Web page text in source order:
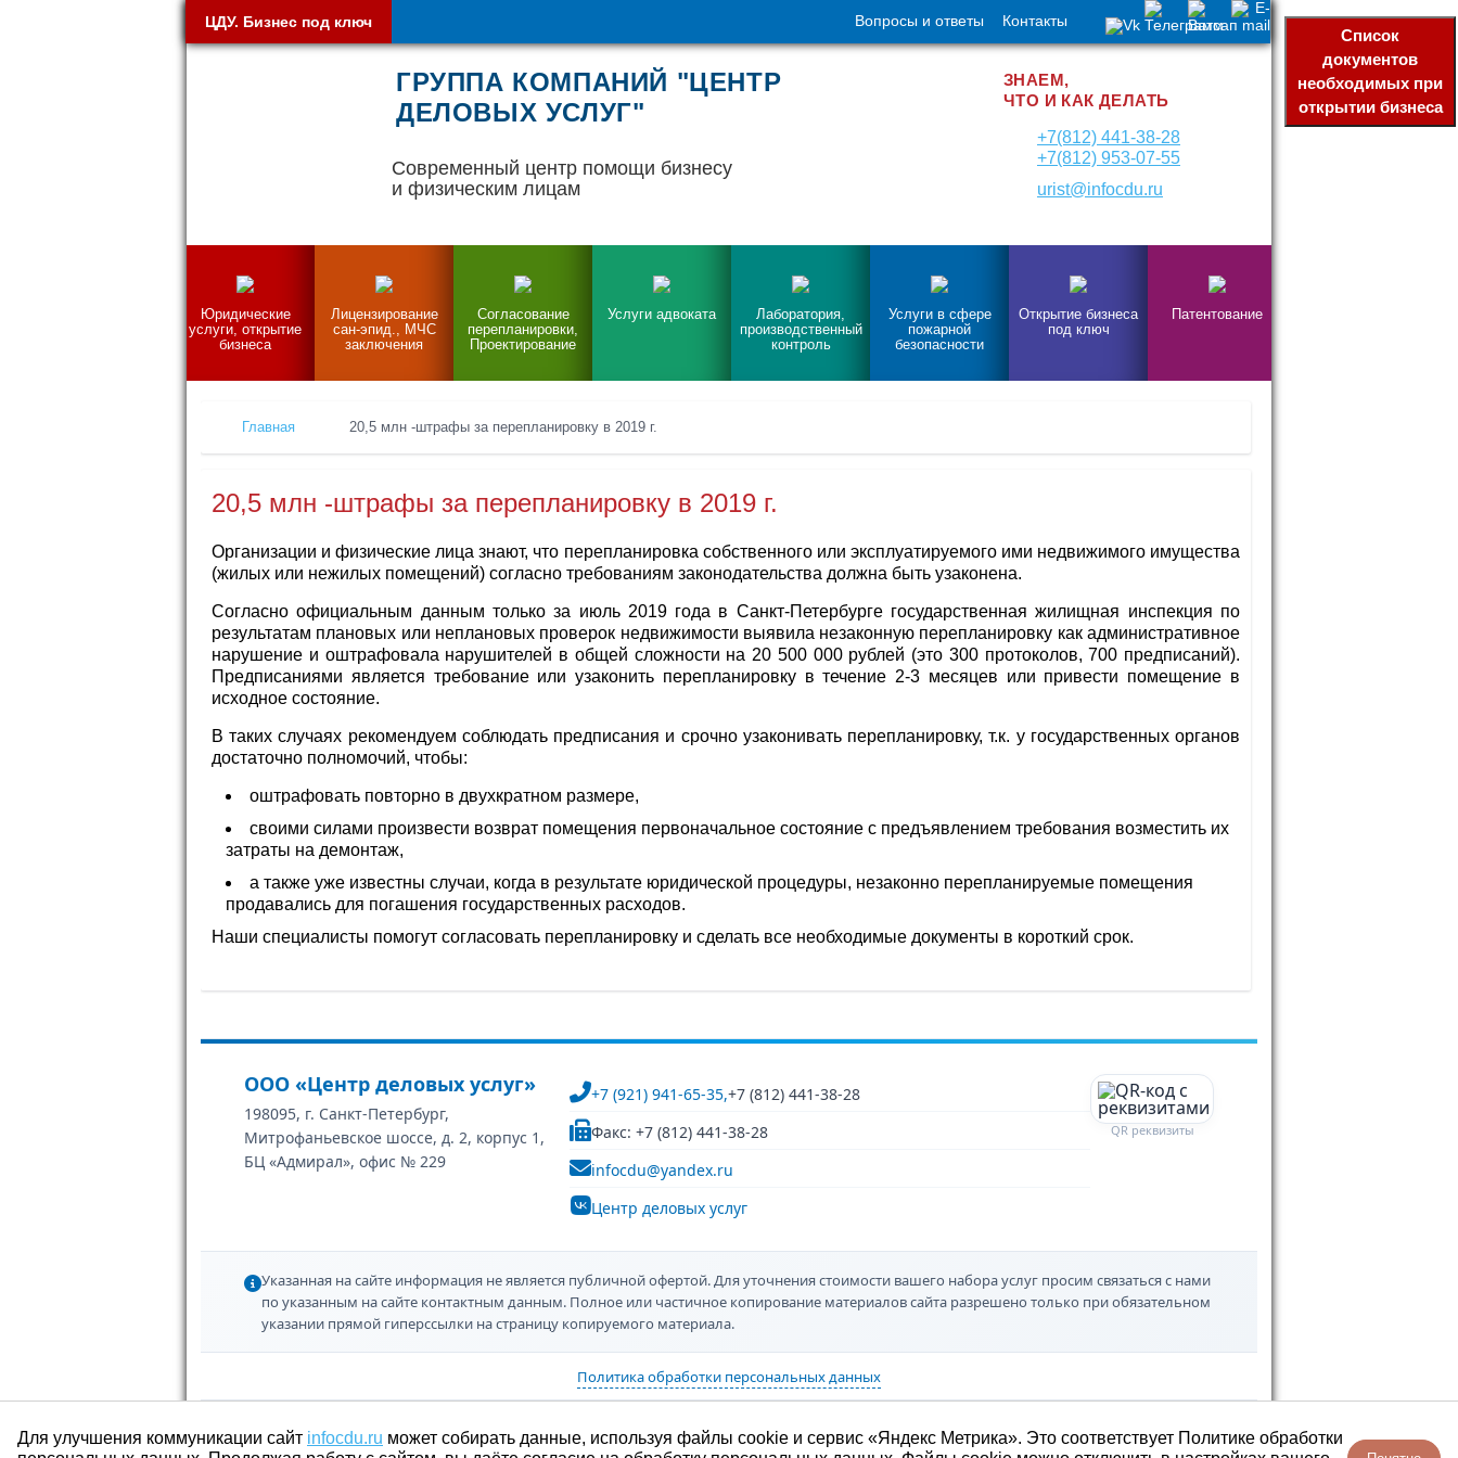
Список
документов
необходимых при
открытии бизнеса
ЦДУ. Бизнес под ключ Вопросы и ответы Контакты
ГРУППА КОМПАНИЙ "ЦЕНТР
ДЕЛОВЫХ УСЛУГ"
Современный центр помощи бизнесу
и физическим лицам
ЗНАЕМ,
ЧТО И КАК ДЕЛАТЬ
+7(812) 441-38-28
+7(812) 953-07-55
urist@infocdu.ru
Юридические
услуги, открытие
бизнеса
Лицензирование
сан-эпид., МЧС
заключения
Согласование
перепланировки,
Проектирование
Услуги адвоката
Лаборатория,
производственный
контроль
Услуги в сфере
пожарной
безопасности
Открытие бизнеса
под ключ
Патентование
Главная 20,5 млн -штрафы за перепланировку в 2019 г.
20,5 млн -штрафы за перепланировку в 2019 г.
Организации и физические лица знают, что перепланировка собственного или эксплуатируемого ими недвижимого имущества
(жилых или нежилых помещений) согласно требованиям законодательства должна быть узаконена.
Согласно официальным данным только за июль 2019 года в Санкт-Петербурге государственная жилищная инспекция по
результатам плановых или неплановых проверок недвижимости выявила незаконную перепланировку как административное
нарушение и оштрафовала нарушителей в общей сложности на 20 500 000 рублей (это 300 протоколов, 700 предписаний).
Предписаниями является требование или узаконить перепланировку в течение 2-3 месяцев или привести помещение в
исходное состояние.
В таких случаях рекомендуем соблюдать предписания и срочно узаконивать перепланировку, т.к. у государственных органов
достаточно полномочий, чтобы:
оштрафовать повторно в двухкратном размере,
своими силами произвести возврат помещения первоначальное состояние с предъявлением требования возместить их
затраты на демонтаж,
а также уже известны случаи, когда в результате юридической процедуры, незаконно перепланируемые помещения
продавались для погашения государственных расходов.
Наши специалисты помогут согласовать перепланировку и сделать все необходимые документы в короткий срок.
ООО «Центр деловых услуг»
198095, г. Санкт-Петербург,
Митрофаньевское шоссе, д. 2, корпус 1,
БЦ «Адмирал», офис № 229
+7 (921) 941-65-35,+7 (812) 441-38-28
Факс: +7 (812) 441-38-28
infocdu@yandex.ru
Центр деловых услуг
QR реквизиты
Указанная на сайте информация не является публичной офертой. Для уточнения стоимости вашего набора услуг просим связаться с нами
по указанным на сайте контактным данным. Полное или частичное копирование материалов сайта разрешено только при обязательном
указании прямой гиперссылки на страницу копируемого материала.
Политика обработки персональных данных
Для улучшения коммуникации сайт infocdu.ru может собирать данные, используя файлы cookie и сервис «Яндекс Метрика». Это соответствует Политике обработки